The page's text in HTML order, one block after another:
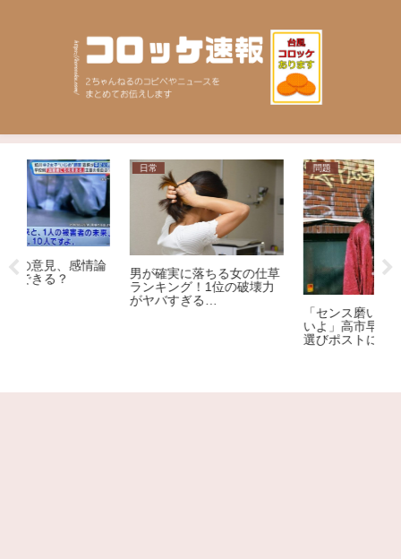
日常
男が確実に落ちる女の仕草
ランキング！1位の破壊力
「センス磨いてやるからこ
いよ」高市早苗首相の服装
選びポストにロックミュー